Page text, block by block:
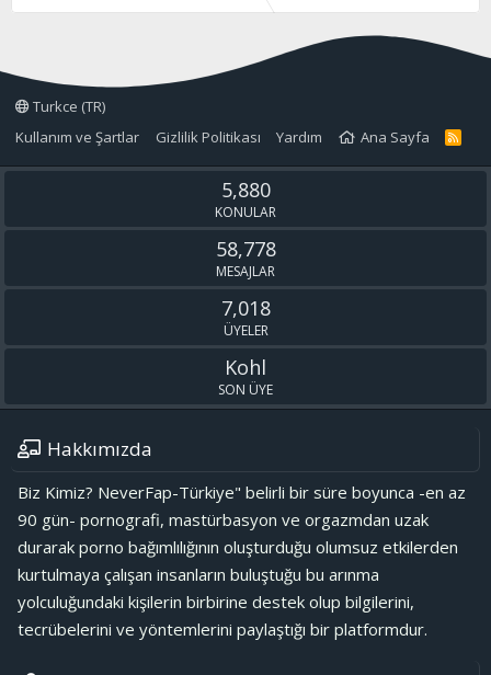
Turkce (TR)
Kullanım ve Şartlar
Gizlilik Politikası Yardım Ana Sayfa
R
S
5,880
KONULAR
58,778
MESAJLAR
7,018
ÜYELER
Kohl
SON ÜYE
Hakkımızda
Biz Kimiz? NeverFap-Türkiye" belirli bir süre boyunca -en az
90 gün- pornografi, mastürbasyon ve orgazmdan uzak
durarak porno bağımlılığının oluşturduğu olumsuz etkilerden
kurtulmaya çalışan insanların buluştuğu bu arınma
yolculuğundaki kişilerin birbirine destek olup bilgilerini,
tecrübelerini ve yöntemlerini paylaştığı bir platformdur.